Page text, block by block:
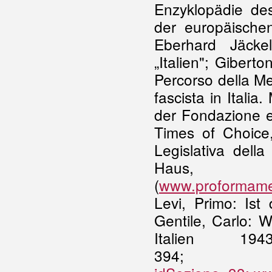
Enzyklopädie
der
Eberhard
„Italien";
Percorso della
fascista in Italia.
der Fondazione
Times of
Legislativa
(
Levi, Primo: Ist
Gentile, Carlo:
Italien